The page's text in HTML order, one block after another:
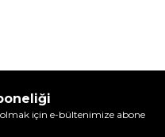
için e-bültenimize abone